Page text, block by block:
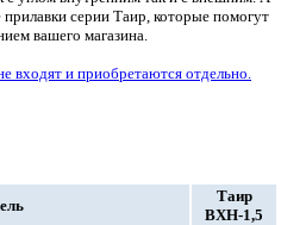
серии Таир, которые помогут
вашего магазина.
входят и приобретаются отдельно.
Таир
ВХН-1,5